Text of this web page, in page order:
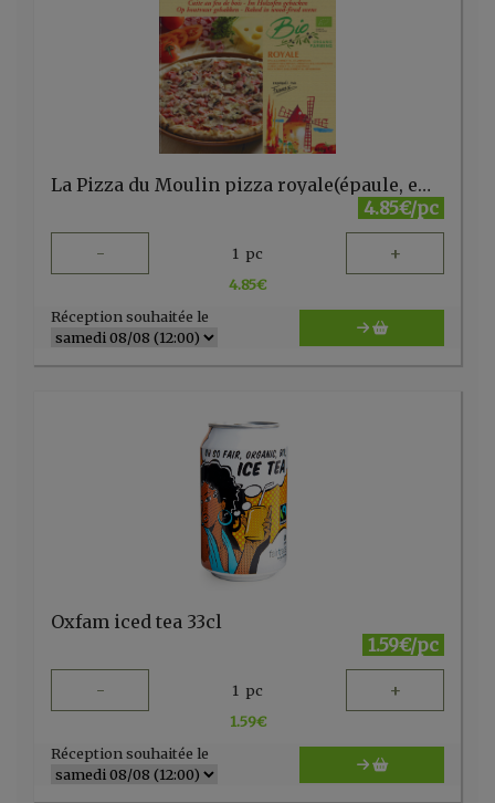
La Pizza du Moulin pizza royale(épaule, emmental, champignon) bio 400g
4.85€/pc
- 1 pc +
4.85€
Réception souhaitée le
Oxfam iced tea 33cl
1.59€/pc
- 1 pc +
1.59€
Réception souhaitée le